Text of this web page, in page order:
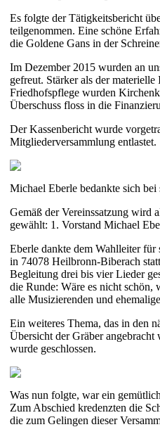
Es folgte der Tätigkeitsbericht
teilgenommen. Eine schöne
die Goldene Gans in der
Im Dezember 2015 wurden an
gefreut. Stärker als der
Friedhofspflege wurden
Überschuss floss in die
Der Kassenbericht wurde
Mitgliederversammlung entlastet.
Michael Eberle bedankte sich
Gemäß der Vereinssatzung wird
gewählt: 1. Vorstand Michael
Eberle dankte dem Wahlleiter
in 74078 Heilbronn-Biberach
Begleitung drei bis vier Lieder
die Runde: Wäre es nicht schön,
alle Musizierenden und
Ein weiteres Thema, das in den
Übersicht der Gräber
wurde geschlossen.
Was nun folgte, war ein
Zum Abschied kredenzten die
die zum Gelingen dieser